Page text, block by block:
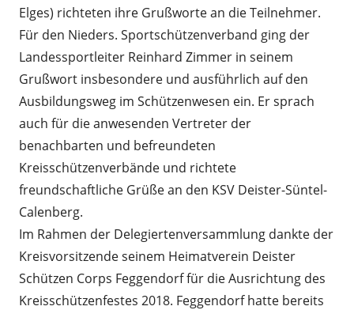
Elges) richteten ihre Grußworte an die Teilnehmer.
Für den Nieders. Sportschützenverband ging der
Landessportleiter Reinhard Zimmer in seinem
Grußwort insbesondere und ausführlich auf den
Ausbildungsweg im Schützenwesen ein. Er sprach
auch für die anwesenden Vertreter der
benachbarten und befreundeten
Kreisschützenverbände und richtete
freundschaftliche Grüße an den KSV Deister-Süntel-
Calenberg.
Im Rahmen der Delegiertenversammlung dankte der
Kreisvorsitzende seinem Heimatverein Deister
Schützen Corps Feggendorf für die Ausrichtung des
Kreisschützenfestes 2018. Feggendorf hatte bereits